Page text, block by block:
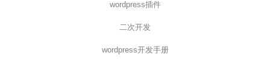
wordpress插件
二次开发
wordpress开发手册